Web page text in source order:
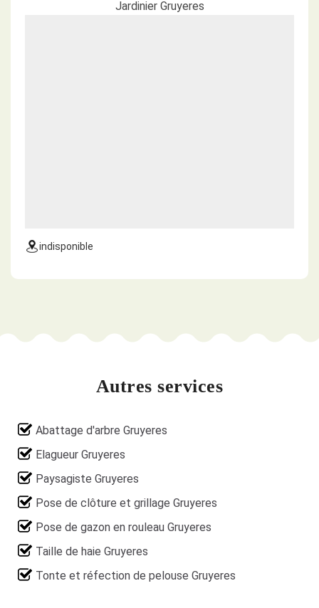
Jardinier Gruyeres
indisponible
Autres services
Abattage d'arbre Gruyeres
Elagueur Gruyeres
Paysagiste Gruyeres
Pose de clôture et grillage Gruyeres
Pose de gazon en rouleau Gruyeres
Taille de haie Gruyeres
Tonte et réfection de pelouse Gruyeres